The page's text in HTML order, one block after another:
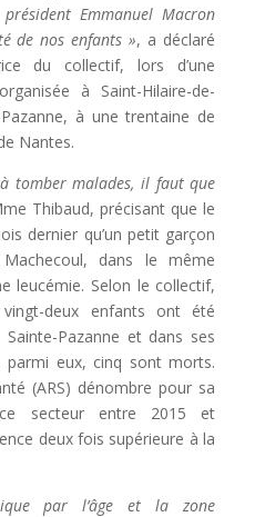
Emmanuel Macron
de nos enfants », a déclaré
du collectif, lors d’une
à Saint-Hilaire-de-
à une trentaine de
Nantes.
tomber malades, il faut que
Thibaud, précisant que le
dernier qu’un petit garçon
dans le même
leucémie. Selon le collectif,
deux enfants ont été
Pazanne et dans ses
parmi eux, cinq sont morts.
(ARS) dénombre pour sa
secteur entre 2015 et
deux fois supérieure à la
par l’âge et la zone